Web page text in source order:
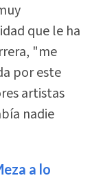
que le ha
"me
por este
artistas
nadie
a lo